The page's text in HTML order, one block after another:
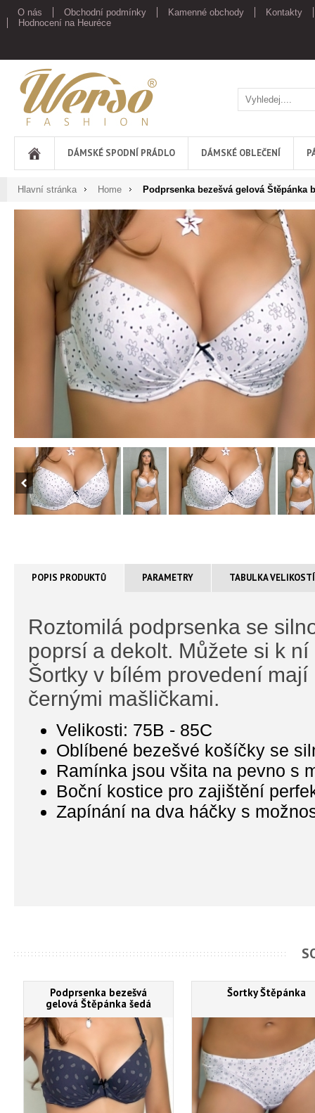
O nás Obchodní podmínky Kamenné obchody
Kontakty
Hodnocení na Heuréce
Werso
DÁMSKÉ SPODNÍ PRÁDLO DÁMSKÉ OBLEČENÍ
Hlavní stránka Home Podprsenka bezešvá gelová Štěpánka
POPIS PRODUKTŮ PARAMETRY TABULKA
Roztomilá podprsenka se
poprsí a dekolt. Můžete si k
Šortky v bílém provedení
černými mašličkami.
Velikosti: 75B - 85C
Oblíbené bezešvé košíčky se
Ramínka jsou všita na pevno s
Boční kostice pro zajištění­
Zapínání na dva háčky s
Podprsenka bezešvá
gelová Štěpánka šedá
Šortky Štěpánka